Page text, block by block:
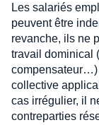
Les salariés
peuvent être
revanche, ils ne
travail dominical
compensateur…)
collective
cas irrégulier, il
contreparties